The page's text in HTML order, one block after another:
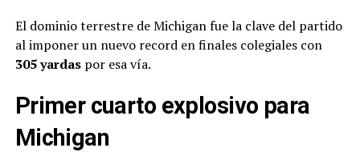
El dominio terrestre de Michigan fue la clave del partido
al imponer un nuevo record en finales colegiales con
305 yardaspor esa vía.
Primer cuarto explosivo para
Michigan